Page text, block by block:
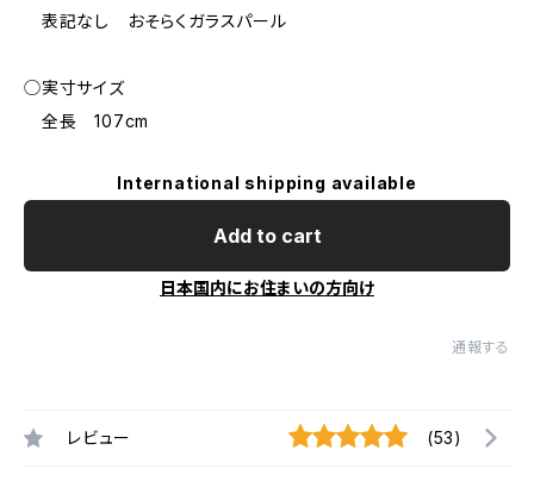
表記なし おそらくガラスパール
◯実寸サイズ
全長 107cm
International shipping available
Add to cart
日本国内にお住まいの方向け
通報する
レビュー (53)